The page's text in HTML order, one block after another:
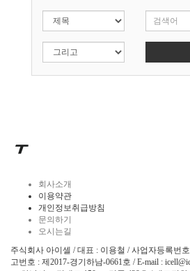
회사소개
이용약관
개인정보취급방침
문의하기
오시는길
주식회사 아이셀 / 대표 : 이용철 / 사업자등록번
고번호 : 제2017-경기하남-0661호 / E-mail :